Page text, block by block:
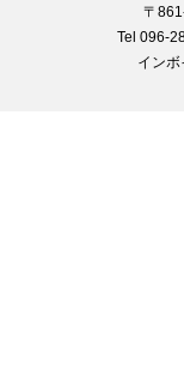
〒
Tel 096-
イン